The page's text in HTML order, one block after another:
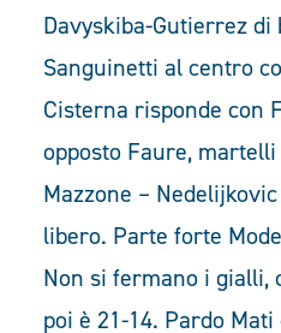
Davyskiba-Gutierrez di
Sanguinetti al centro
Cisterna risponde con
opposto Faure,
Mazzone –
libero. Parte forte
Non si fermano i gialli,
poi è 21-14. Pardo